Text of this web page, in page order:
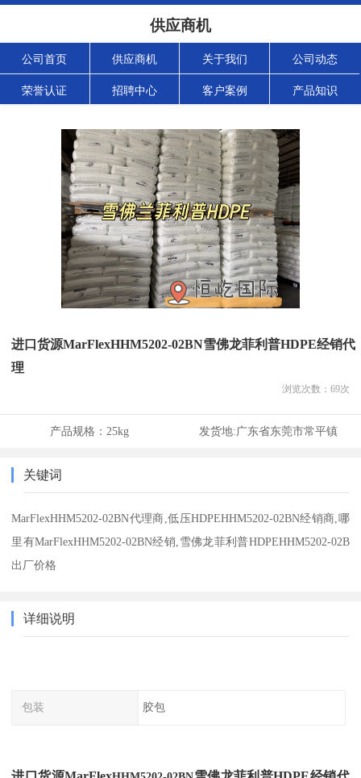
供应商机
公司首页 供应商机 关于我们 公司动态
荣誉认证 招聘中心 客户案例 产品知识
进口货源MarFlexHHM5202-02BN雪佛龙菲利普HDPE经销代
理
浏览次数： 69次
产品规格： 25kg 发货地:广东省东莞市常平镇
关键词
MarFlexHHM5202-02BN代理商,低压HDPEHHM5202-02BN经销商,哪
里有MarFlexHHM5202-02BN经销,雪佛龙菲利普HDPEHHM5202-02B
出厂价格
详细说明
包装 胶包